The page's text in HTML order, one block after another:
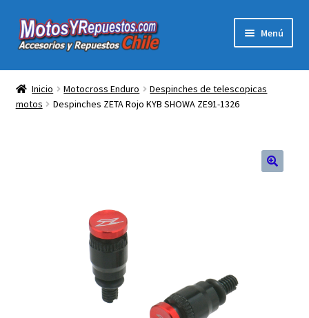
Ir
a
Ir
al
Menú
Acc y Rep Motocross Enduro
Electronica Para Motos
Herramientas Para Taller
Ropa para Motociclistas
Tienda Física Motosyrepuestos
Inicio Motocross Enduro
Despinches de telescopicas
motos
Despinches ZETA Rojo KYB SHOWA ZE91-1326